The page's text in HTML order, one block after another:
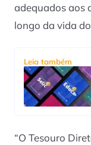
adequados aos
longo da vida
Leia também
“O Tesouro